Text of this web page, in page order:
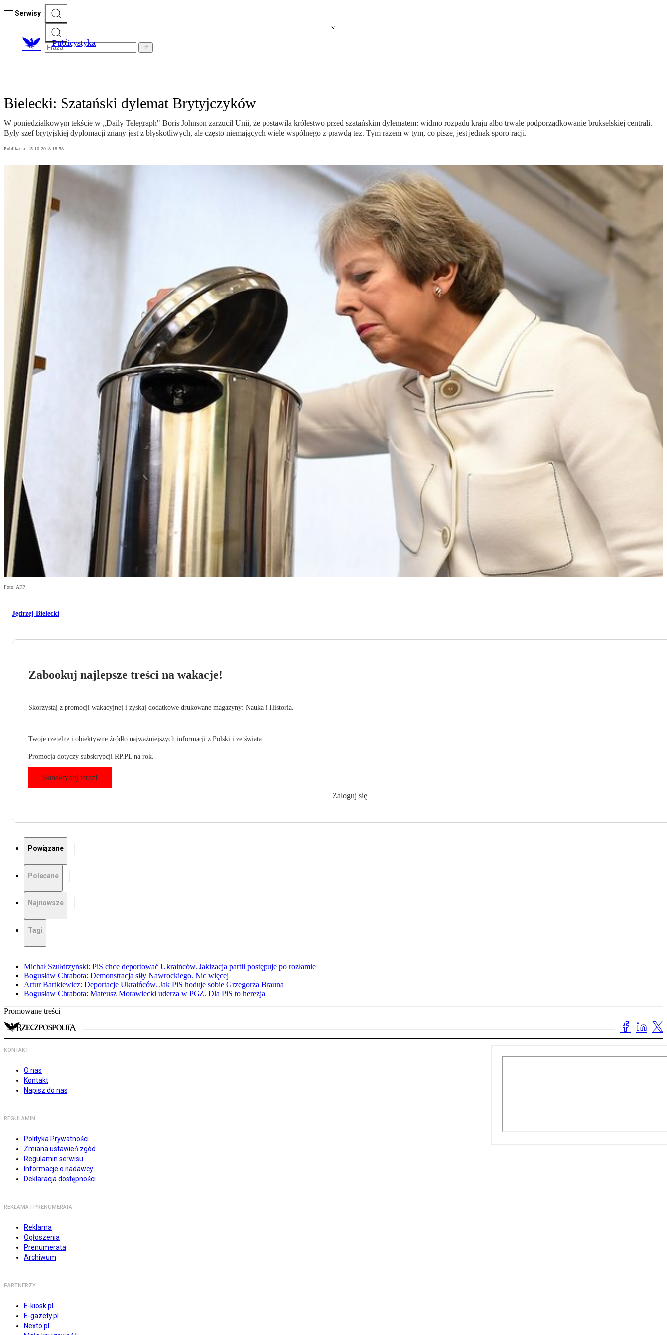
Serwisy
Publicystyka
Bielecki: Szatański dylemat Brytyjczyków
W poniedziałkowym tekście w „Daily Telegraph" Boris Johnson zarzucił Unii, że postawiła królestwo przed szatańskim dylematem: widmo rozpadu kraju albo trwałe podporządkowanie brukselskiej centrali.
Były szef brytyjskiej dyplomacji znany jest z błyskotliwych, ale często niemających wiele wspólnego z prawdą tez. Tym razem w tym, co pisze, jest jednak sporo racji.
Publikacja: 15.10.2018 18:58
Foto: AFP
Jędrzej Bielecki
Zabookuj najlepsze treści na wakacje!
Skorzystaj z promocji wakacyjnej i zyskaj dodatkowe drukowane magazyny: Nauka i Historia.
Twoje rzetelne i obiektywne źródło najważniejszych informacji z Polski i ze świata.
Promocja dotyczy subskrypcji RP.PL na rok.
Subskrybuj teraz!
Zaloguj się
Powiązane
Polecane
Najnowsze
Tagi
Michał Szułdrzyński: PiS chce deportować Ukraińców. Jakizacja partii postępuje po rozłamie
Bogusław Chrabota: Demonstracja siły Nawrockiego. Nic więcej
Artur Bartkiewicz: Deportacje Ukraińców. Jak PiS hoduje sobie Grzegorza Brauna
Bogusław Chrabota: Mateusz Morawiecki uderza w PGZ. Dla PiS to herezja
Promowane treści
KONTAKT
O nas
Kontakt
Napisz do nas
REGULAMIN
Polityka Prywatności
Zmiana ustawień zgód
Regulamin serwisu
Informacje o nadawcy
Deklaracja dostępności
REKLAMA I PRENUMERATA
Reklama
Ogłoszenia
Prenumerata
Archiwum
PARTNERZY
E-kiosk.pl
E-gazety.pl
Nexto.pl